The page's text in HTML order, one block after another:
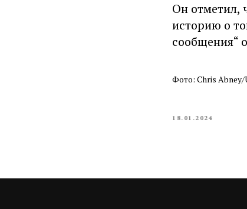
Он отметил,
историю о
сообщения“
Фото: Chris
18.01.2024